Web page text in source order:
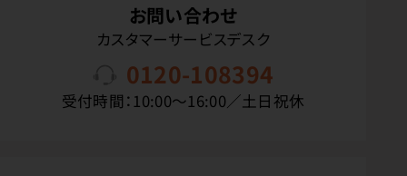
お問い合わせ
カスタマーサービスデスク
0120-108394
受付時間：10:00〜16:00／土日祝休